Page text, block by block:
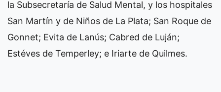
la Subsecretaría de Salud Mental, y los hospitales
San Martín y de Niños de La Plata; San Roque de
Gonnet; Evita de Lanús; Cabred de Luján;
Estéves de Temperley; e Iriarte de Quilmes.